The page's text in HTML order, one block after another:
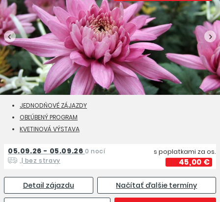
JEDNODŇOVÉ ZÁJAZDY
OBĽÚBENÝ PROGRAM
KVETINOVÁ VÝSTAVA
05.09.26 - 05.09.26 0 nocí
| bez stravy
s poplatkami za os.
45,00 €
Detail zájazdu Načítať ďalšie termíny